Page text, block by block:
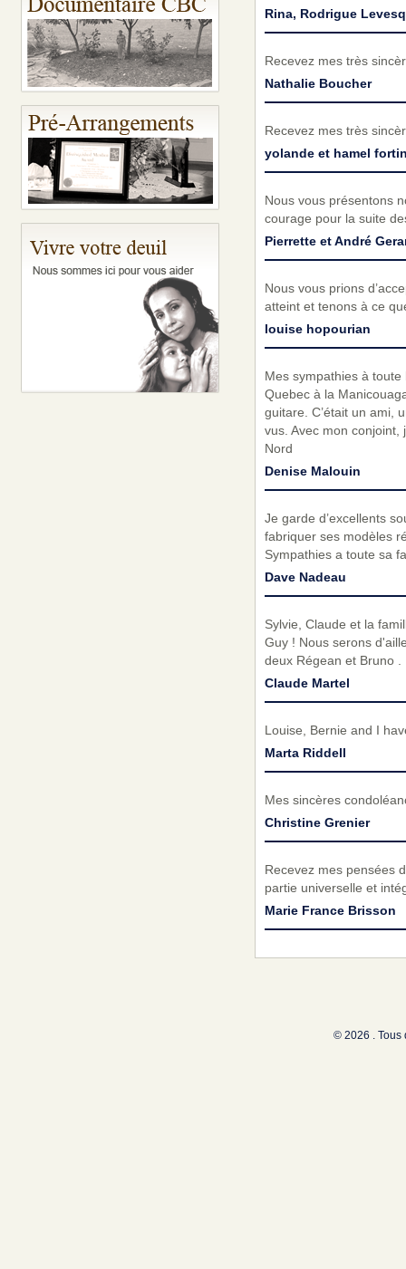
Rina, Rodrigue
Recevez mes très
Nathalie Boucher
Recevez mes très
yolande et hamel
Nous vous présentons
courage pour la suite
Pierrette et André
Nous vous prions
atteint et tenons à ce
louise hopourian
Mes sympathies à toute
Quebec à la
guitare. C’était un ami,
vus. Avec mon conjoint,
Nord
Denise Malouin
Je garde d’excellents
fabriquer ses modèles
Sympathies a toute sa
Dave Nadeau
Sylvie, Claude et la
Guy ! Nous serons
deux Régean et Bruno .
Claude Martel
Louise, Bernie and I
Marta Riddell
Mes sincères
Christine Grenier
Recevez mes pensées
partie universelle et
Marie France Brisson
© 2026 . Tous